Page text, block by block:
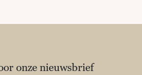
onze nieuwsbrief